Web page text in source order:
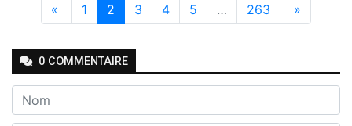
« 1 2 3 4 5 … 263 »
0 COMMENTAIRE